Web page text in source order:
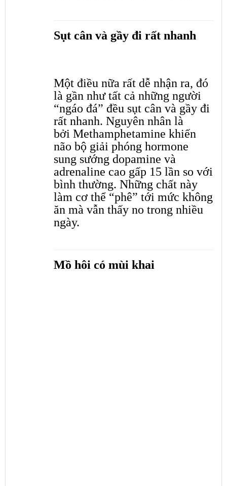
Sụt cân và gầy đi rất nhanh
Một điều nữa rất dễ nhận ra, đó
là gần như tất cả những người
“ngáo đá” đều sụt cân và gầy đi
rất nhanh. Nguyên nhân là
bởi Methamphetamine khiến
não bộ giải phóng hormone
sung sướng dopamine và
adrenaline cao gấp 15 lần so với
bình thường. Những chất này
làm cơ thể “phê” tới mức không
ăn mà vẫn thấy no trong nhiều
ngày.
Mồ hôi có mùi khai